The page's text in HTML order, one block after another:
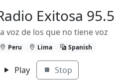
Exitosa 95.5
voz de los que no tiene voz
Peru Lima Spanish
Play Stop